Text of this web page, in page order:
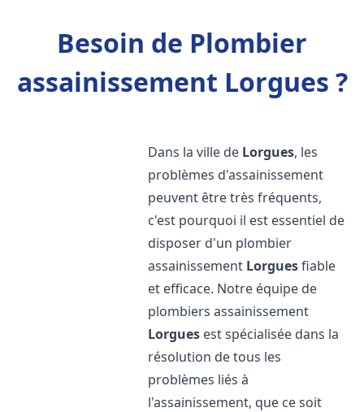
Besoin de Plombier
assainissement Lorgues ?
Dans la ville de Lorgues, les
problèmes d'assainissement
peuvent être très fréquents,
c'est pourquoi il est essentiel de
disposer d'un plombier
assainissement Lorguesfiable
et efficace. Notre équipe de
plombiers assainissement
Lorgues est spécialisée dans la
résolution de tous les
problèmes liés à
l'assainissement, que ce soit